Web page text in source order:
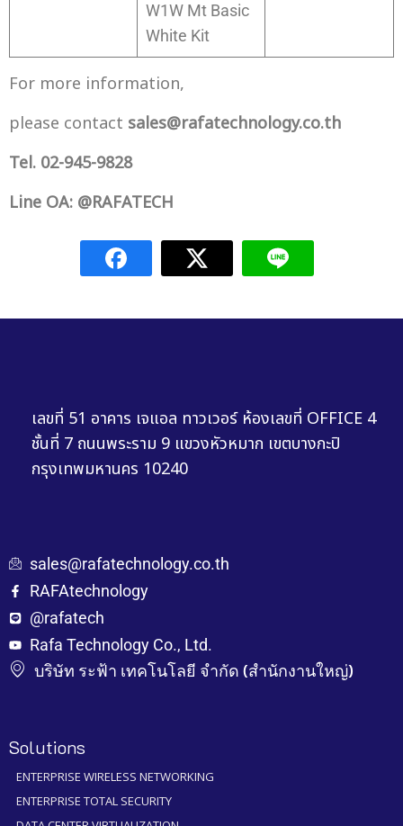
W1W Mt Basic
White Kit
For more information,
please contact sales@rafatechnology.co.th
Tel. 02-945-9828
Line OA: @RAFATECH
เลขที่ 51 อาคาร เจแอล ทาวเวอร์ ห้องเลขที่ OFFICE 4
ชั้นที่ 7 ถนนพระราม 9 แขวงหัวหมาก เขตบางกะปิ
กรุงเทพมหานคร 10240
sales@rafatechnology.co.th
RAFAtechnology
@rafatech
Rafa Technology Co., Ltd.
บริษัท ระฟ้า เทคโนโลยี จำกัด (สำนักงานใหญ่)
Solutions
ENTERPRISE WIRELESS NETWORKING
ENTERPRISE TOTAL SECURITY